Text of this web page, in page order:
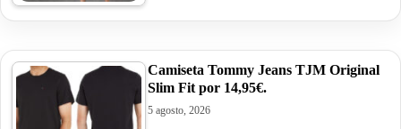
Camiseta Tommy Jeans TJM Original
Slim Fit por 14,95€.
5 agosto, 2026